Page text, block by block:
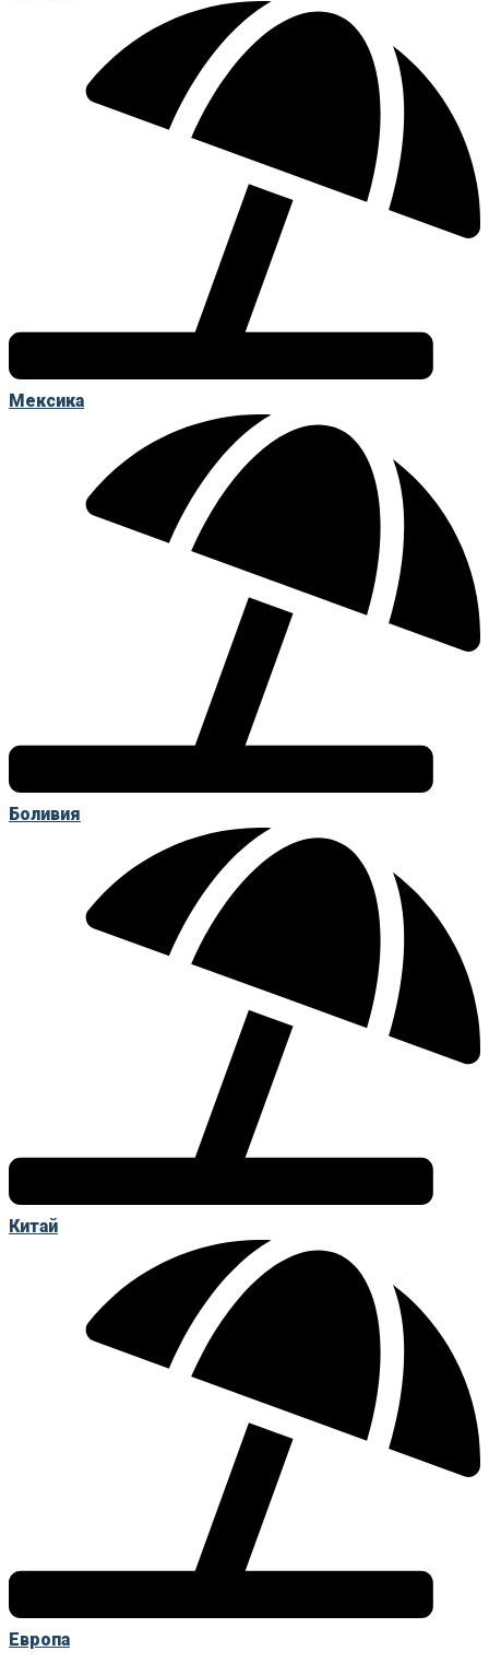
Мексика
Боливия
Китай
Европа